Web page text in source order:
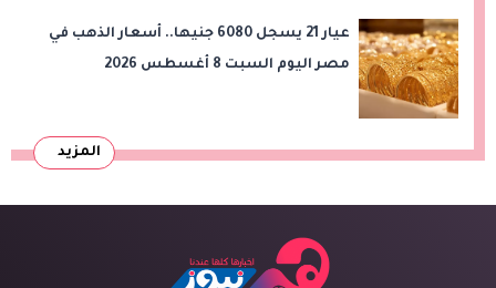
عيار 21 يسجل 6080 جنيها.. أسعار الذهب في
مصر اليوم السبت 8 أغسطس 2026
المزيد